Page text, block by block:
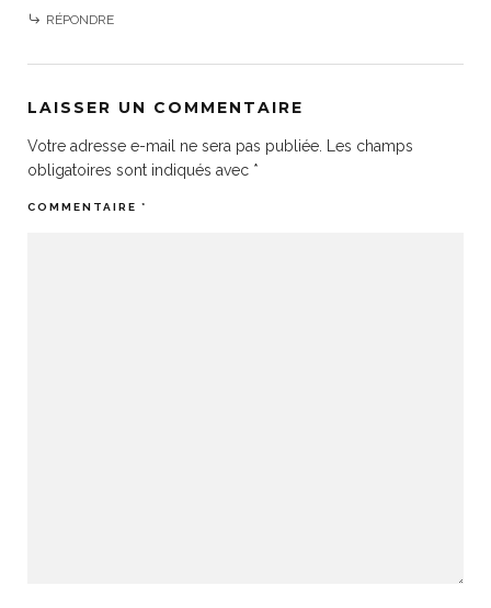
RÉPONDRE
LAISSER UN COMMENTAIRE
Votre adresse e-mail ne sera pas publiée.
Les champs
obligatoires sont indiqués avec *
COMMENTAIRE *